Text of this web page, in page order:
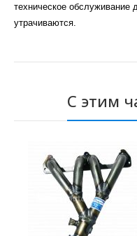
техническое обслуживание
утрачиваются.
С этим